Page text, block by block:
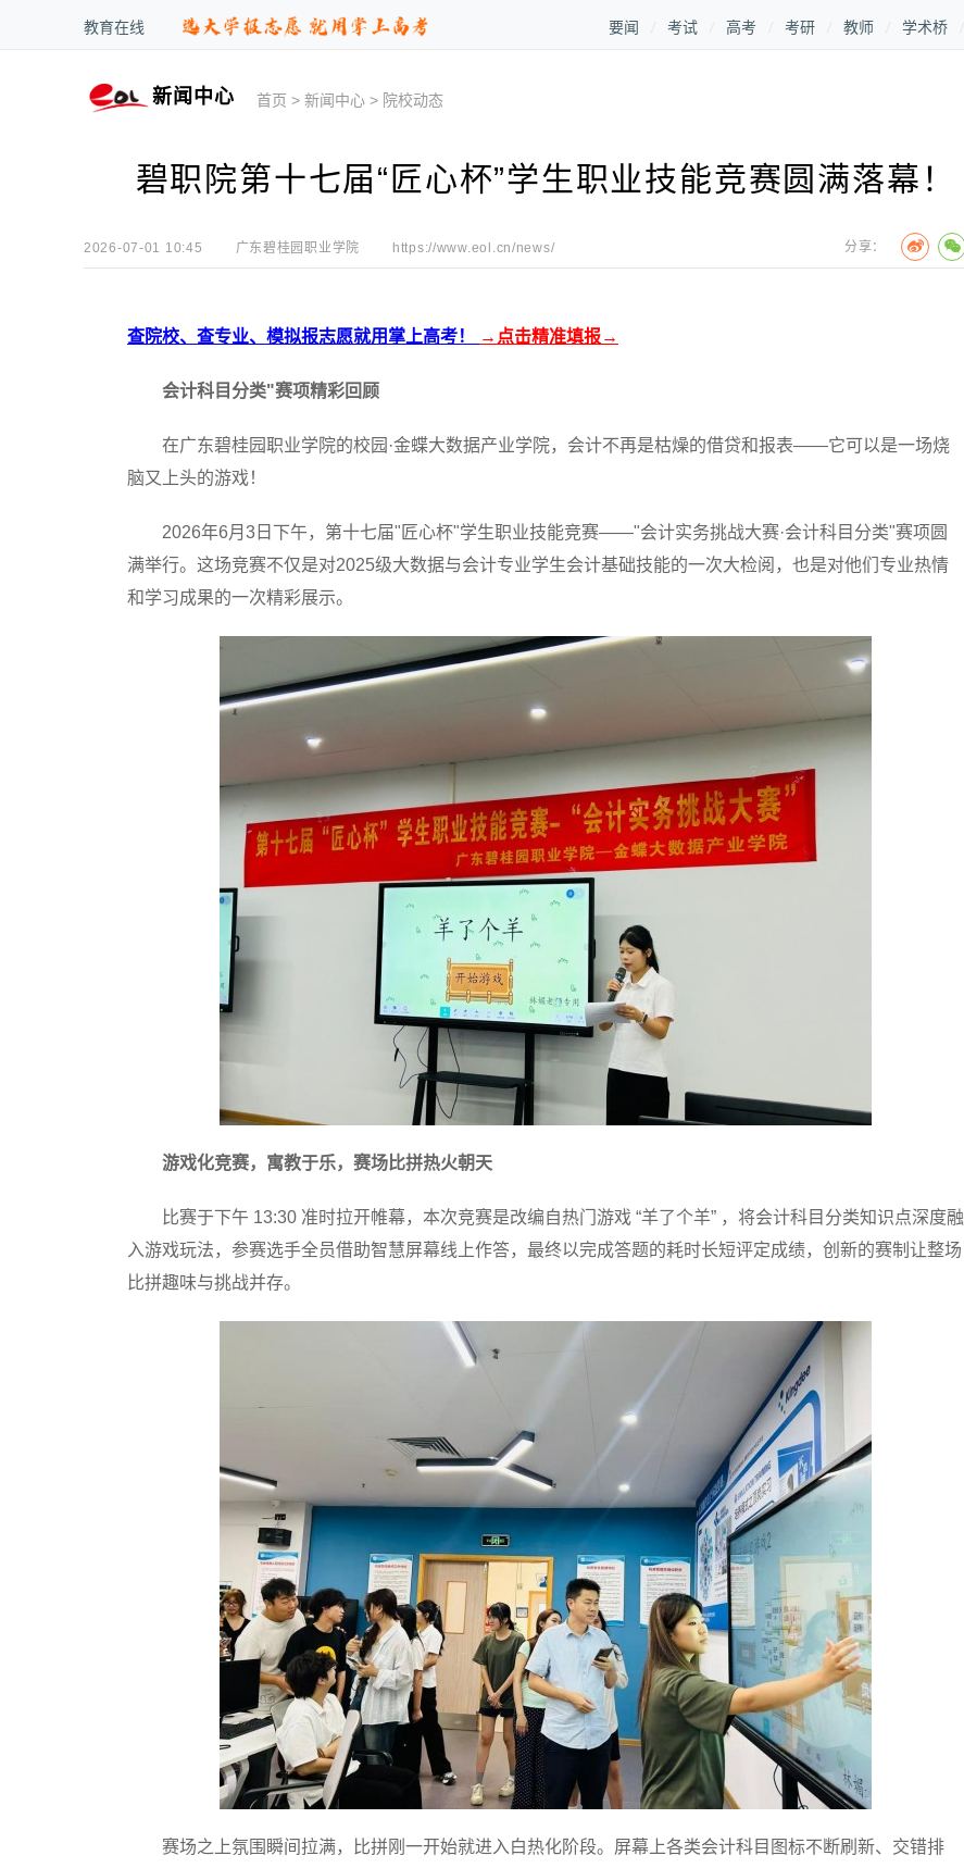
教育在线 要闻 考试 高考 考研 教师 学术桥
新闻中心 首页 >新闻中心 > 院校动态
碧职院第十七届“匠心杯”学生职业技能竞赛圆满落幕！
2026-07-01 10:45 广东碧桂园职业学院 https://www.eol.cn/news/ 分享：
查院校、查专业、模拟报志愿就用掌上高考！ →点击精准填报→
会计科目分类"赛项精彩回顾
在广东碧桂园职业学院的校园·金蝶大数据产业学院，会计不再是枯燥的借贷和报表——它可以是一场烧
脑又上头的游戏！
2026年6月3日下午，第十七届"匠心杯"学生职业技能竞赛——"会计实务挑战大赛·会计科目分类"赛项圆
满举行。这场竞赛不仅是对2025级大数据与会计专业学生会计基础技能的一次大检阅，也是对他们专业热情
和学习成果的一次精彩展示。
游戏化竞赛，寓教于乐，赛场比拼热火朝天
比赛于下午 13:30 准时拉开帷幕，本次竞赛是改编自热门游戏 “羊了个羊” ，将会计科目分类知识点深度融
入游戏玩法，参赛选手全员借助智慧屏幕线上作答，最终以完成答题的耗时长短评定成绩，创新的赛制让整场
比拼趣味与挑战并存。
赛场之上氛围瞬间拉满，比拼刚一开始就进入白热化阶段。屏幕上各类会计科目图标不断刷新、交错排